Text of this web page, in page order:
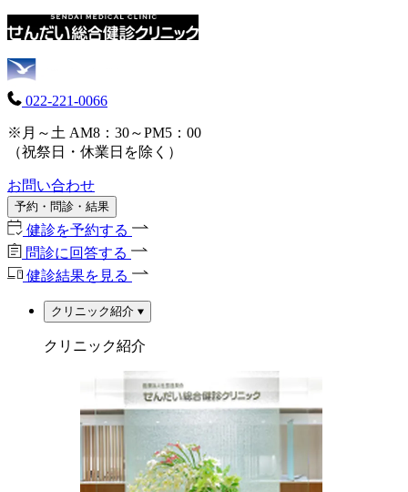
022-221-0066
※月～土 AM8：30～PM5：00
（祝祭日・休業日を除く）
お問い合わせ
予約・問診・結果
健診を予約する
問診に回答する
健診結果を見る
クリニック紹介
クリニック紹介